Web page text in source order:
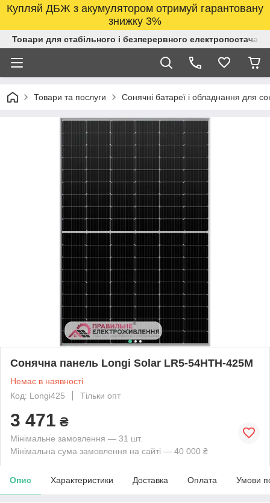
Купляй ДБЖ з акумулятором отримуй гарантовану
знижку 3%
Товари для стабільного і безперервного
Товари та послуги Сонячні батареї і обладнання для
Сонячна панель Longi Solar LR5-54HTH-425M
Немає в наявності
Код: Longi425
Тільки опт
3 471 ₴
Мінімальне замовлення — 31 шт.
Мінімальна сума замовлення на сайті — 40 000 ₴
Опис Характеристики Доставка Оплата Умови